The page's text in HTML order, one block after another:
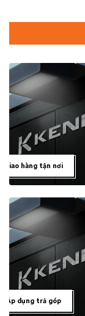
Giao hàng tận nơi
Áp dụng trả góp